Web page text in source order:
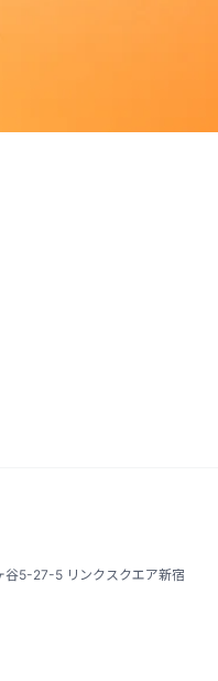
谷5-27-5 リンクスクエア新宿